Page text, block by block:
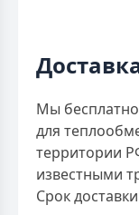
Мы
для
территории
известными
Срок